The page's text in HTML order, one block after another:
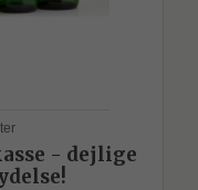
- dejlige